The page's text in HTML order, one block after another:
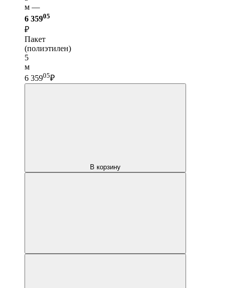
м —
6 35905
₽
Пакет
(полиэтилен)
5
м
6 35905₽
В корзину